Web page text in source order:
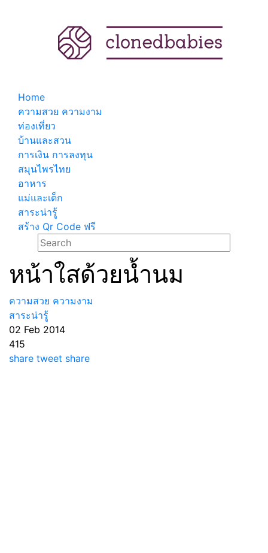
Home
ความสวย ความงาม
ท่องเที่ยว
บ้านและสวน
การเงิน การลงทุน
สมุนไพรไทย
อาหาร
แม่และเด็ก
สาระน่ารู้
สร้าง Qr Code ฟรี
หน้าใสด้วยน้ำนม
ความสวย ความงาม
สาระน่ารู้
02 Feb 2014
415
share tweet share